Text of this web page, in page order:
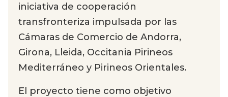
iniciativa de cooperación
transfronteriza impulsada por las
Cámaras de Comercio de Andorra,
Girona, Lleida, Occitania Pirineos
Mediterráneo y Pirineos Orientales.
El proyecto tiene como objetivo